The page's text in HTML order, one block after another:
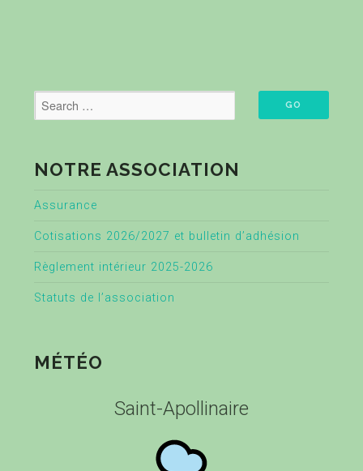
NOTRE ASSOCIATION
Assurance
Cotisations 2026/2027 et bulletin d’adhésion
Règlement intérieur 2025-2026
Statuts de l’association
MÉTÉO
Saint-Apollinaire